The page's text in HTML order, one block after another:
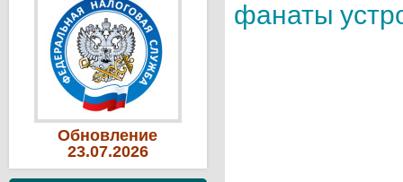
Обновление
23.07.2026
фанаты